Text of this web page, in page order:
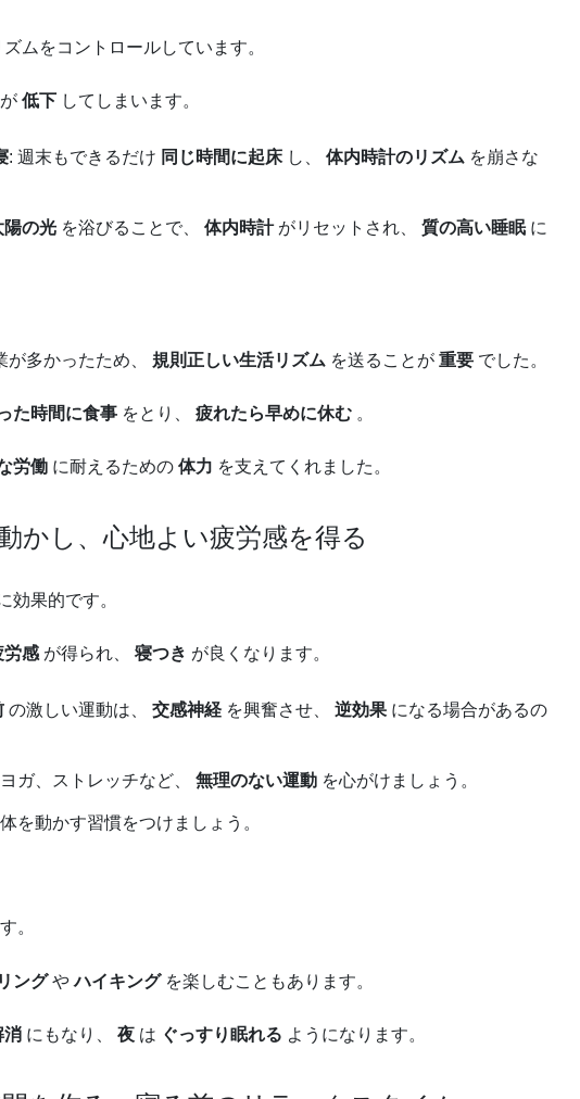
ムをコントロールしています。
が 低下 してしまいます。
: 週末もできるだけ 同じ時間に起床し、 体内時計のリズム を崩さな
陽の光 を浴びることで、 体内時計がリセットされ、 質の高い睡眠に
が多かったため、 規則正しい生活リズム を送ることが 重要 でした。
た時間に食事 をとり、 疲れたら早めに休む 。
労働 に耐えるための 体力 を支えてくれました。
かし、心地よい疲労感を得る
効果的です。
労感が得られ、 寝つき が良くなります。
の激しい運動は、 交感神経 を興奮させ、 逆効果 になる場合があるの
ガ、ストレッチなど、 無理のない運動 を心がけましょう。
を動かす習慣をつけましょう。
。
ングやハイキングを楽しむこともあります。
消 にもなり、 夜 は ぐっすり眠れる ようになります。